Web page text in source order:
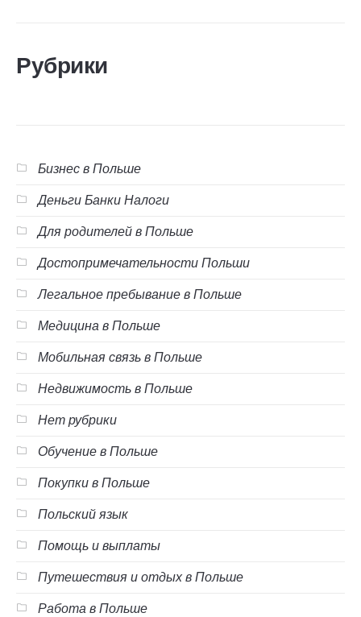
Рубрики
Бизнес в Польше
Деньги Банки Налоги
Для родителей в Польше
Достопримечательности Польши
Легальное пребывание в Польше
Медицина в Польше
Мобильная связь в Польше
Недвижимость в Польше
Нет рубрики
Обучение в Польше
Покупки в Польше
Польский язык
Помощь и выплаты
Путешествия и отдых в Польше
Работа в Польше